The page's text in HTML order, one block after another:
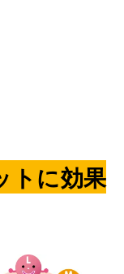
トに効果